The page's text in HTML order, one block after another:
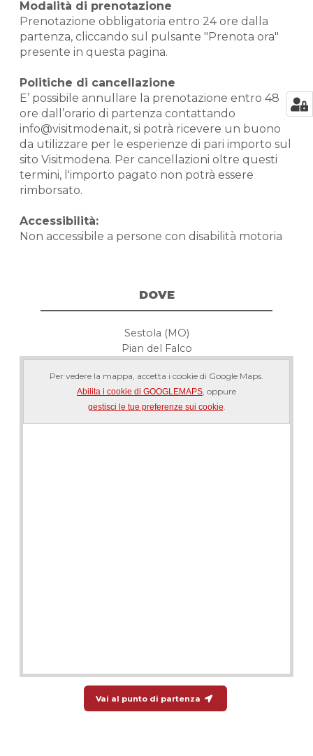
Modalità di prenotazione
Prenotazione obbligatoria entro 24 ore dalla
partenza, cliccando sul pulsante "Prenota ora"
presente in questa pagina.
Politiche di cancellazione
E’ possibile annullare la prenotazione entro 48
ore dall’orario di partenza contattando
info@visitmodena.it, si potrà ricevere un buono
da utilizzare per le esperienze di pari importo sul
sito Visitmodena. Per cancellazioni oltre questi
termini, l'importo pagato non potrà essere
rimborsato.
Accessibilità:
Non accessibile a persone con disabilità motoria
DOVE
Sestola (MO)
Pian del Falco
Per vedere la mappa, accetta i cookie di Google Maps.
Abilita i cookie di GOOGLEMAPS, oppure
gestisci le tue preferenze sui cookie.
Vai al punto di partenza